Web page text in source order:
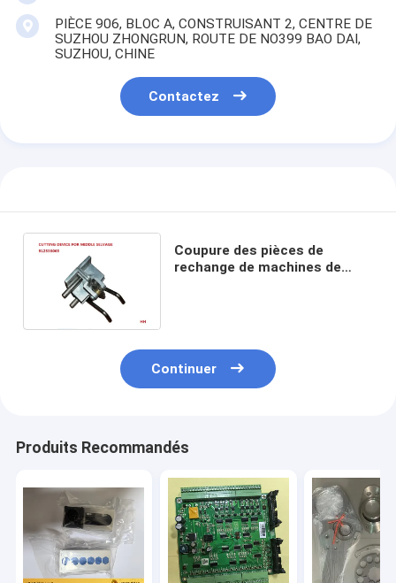
PIÈCE 906, BLOC A, CONSTRUISANT 2, CENTRE DE
SUZHOU ZHONGRUN, ROUTE DE NO399 BAO DAI,
SUZHOU, CHINE
Contactez
Coupure des pièces de
rechange de machines de
Continuer
Produits Recommandés